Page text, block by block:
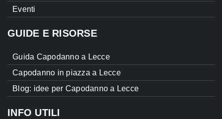
Eventi
GUIDE E RISORSE
Guida Capodanno a Lecce
Capodanno in piazza a Lecce
Blog: idee per Capodanno a Lecce
INFO UTILI